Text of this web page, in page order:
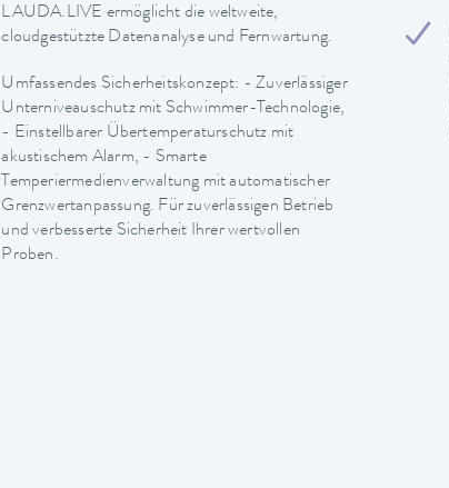
LAUDA.LIVE ermöglicht die weltweite,
cloudgestützte Datenanalyse und Fernwartung.
Umfassendes Sicherheitskonzept: - Zuverlässiger
Unterniveauschutz mit Schwimmer-Technologie,
- Einstellbarer Übertemperaturschutz mit
akustischem Alarm, - Smarte
Temperiermedienverwaltung mit automatischer
Grenzwertanpassung. Für zuverlässigen Betrieb
und verbesserte Sicherheit Ihrer wertvollen
Proben.